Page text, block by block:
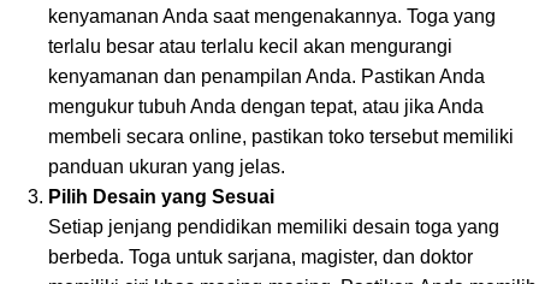
kenyamanan Anda saat mengenakannya. Toga yang
terlalu besar atau terlalu kecil akan mengurangi
kenyamanan dan penampilan Anda. Pastikan Anda
mengukur tubuh Anda dengan tepat, atau jika Anda
membeli secara online, pastikan toko tersebut memiliki
panduan ukuran yang jelas.
Pilih Desain yang Sesuai
Setiap jenjang pendidikan memiliki desain toga yang
berbeda. Toga untuk sarjana, magister, dan doktor